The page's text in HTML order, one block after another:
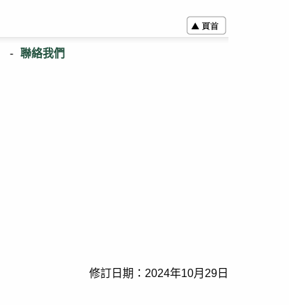
聯絡我們
修訂日期：2024年10月29日